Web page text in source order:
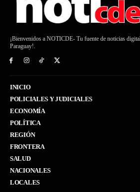
¡Bienvenidos a NOTICDE- Tu fuente de noticias
Paraguay!.
INICIO
POLICIALES Y JUDICIALES
ECONOMÍA
POLÍTICA
REGIÓN
FRONTERA
SALUD
NACIONALES
LOCALES